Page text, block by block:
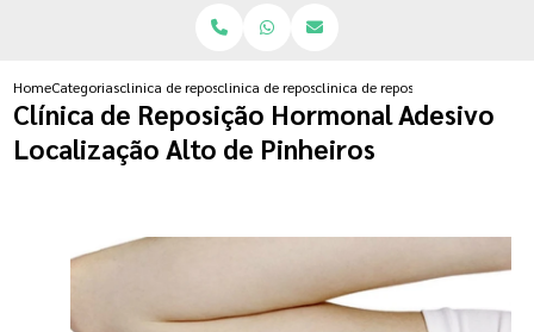
HomeCategoriasclinica de reposicao hormonalclinica de reposicao hormonal que emagrece
clinica de reposicao hormonal
Clínica de Reposição Hormonal Adesivo
Localização Alto de Pinheiros